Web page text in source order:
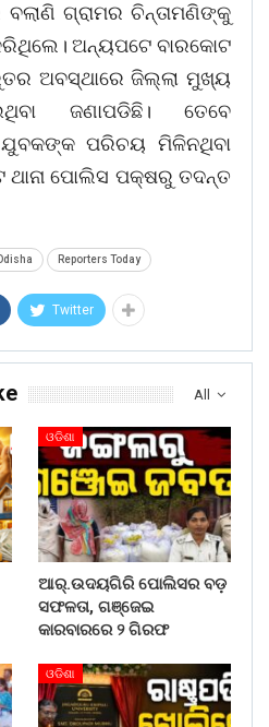
ବଲାଣି ଗ୍ରାମର ଚିନ୍ତାମଣିଙ୍କୁ
ଅନ୍ୟପଟେ ବାରକୋଟ
ଅବସ୍ଥାରେ ଜିଲ୍ଲା ମୁଖ୍ୟ
ଜଣାପଡିଛି। ତେବେ
ପରିଚୟ ମିଳିନଥିବା
ଥାନା ପୋଲିସ ପକ୍ଷରୁ ତଦନ୍ତ
Reporters Today
Twitter
All
ଓଡିଶା
ଆର୍.ଉଦୟଗିରି ପୋଲିସର ବଡ଼
ସଫଳତା, ଗଞ୍ଜେଇ
କାରବାରରେ ୨ ଗିରଫ
ଓଡିଶା